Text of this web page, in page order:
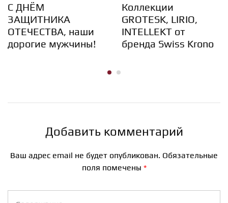
С ДНЁМ
ЗАЩИТНИКА
ОТЕЧЕСТВА, наши
дорогие мужчины!
Коллекции
GROTESK, LIRIO,
INTELLEKT от
бренда Swiss Krono
Добавить комментарий
Ваш адрес email не будет опубликован. Обязательные
поля помечены *